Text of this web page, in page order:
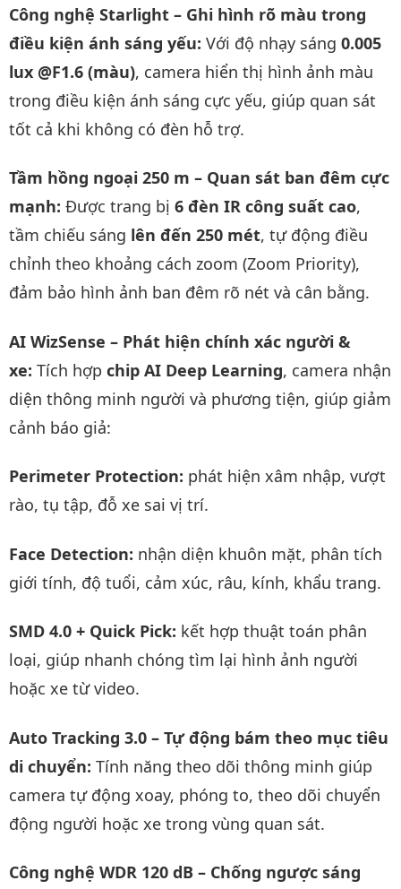
Công nghệ Starlight – Ghi hình rõ màu trong
điều kiện ánh sáng yếu: Với độ nhạy sáng 0.005
lux @F1.6 (màu), camera hiển thị hình ảnh màu
trong điều kiện ánh sáng cực yếu, giúp quan sát
tốt cả khi không có đèn hỗ trợ.
Tầm hồng ngoại 250 m – Quan sát ban đêm cực
mạnh: Được trang bị 6 đèn IR công suất cao,
tầm chiếu sáng lên đến 250 mét, tự động điều
chỉnh theo khoảng cách zoom (Zoom Priority),
đảm bảo hình ảnh ban đêm rõ nét và cân bằng.
AI WizSense – Phát hiện chính xác người &
xe: Tích hợp chip AI Deep Learning, camera nhận
diện thông minh người và phương tiện, giúp giảm
cảnh báo giả:
Perimeter Protection: phát hiện xâm nhập, vượt
rào, tụ tập, đỗ xe sai vị trí.
Face Detection: nhận diện khuôn mặt, phân tích
giới tính, độ tuổi, cảm xúc, râu, kính, khẩu trang.
SMD 4.0 + Quick Pick: kết hợp thuật toán phân
loại, giúp nhanh chóng tìm lại hình ảnh người
hoặc xe từ video.
Auto Tracking 3.0 – Tự động bám theo mục tiêu
di chuyển: Tính năng theo dõi thông minh giúp
camera tự động xoay, phóng to, theo dõi chuyển
động người hoặc xe trong vùng quan sát.
Công nghệ WDR 120 dB – Chống ngược sáng